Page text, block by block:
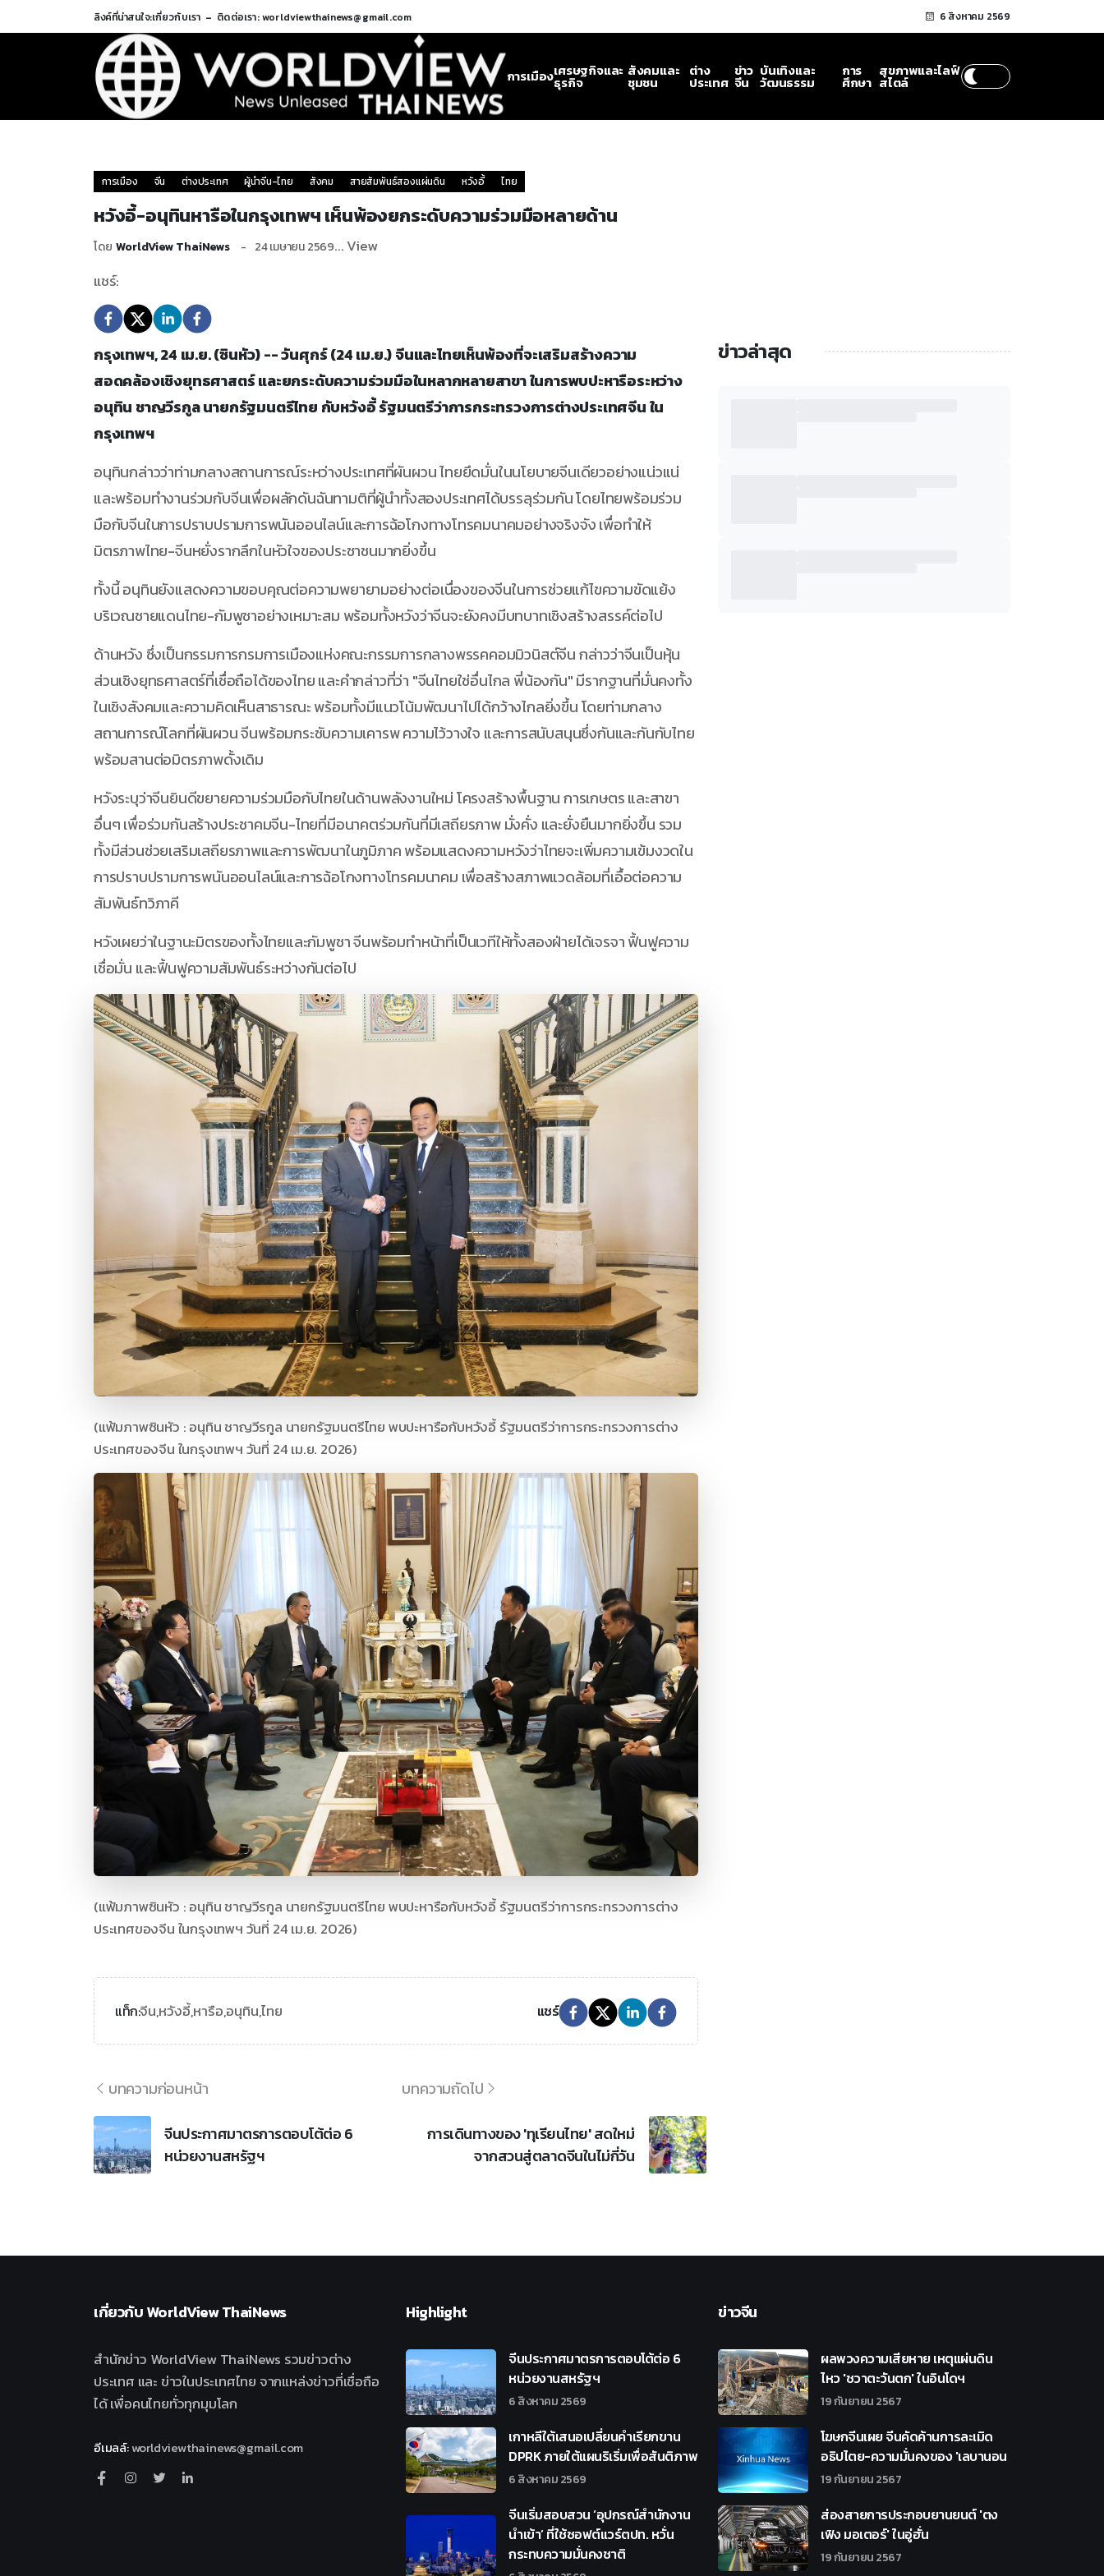
ลิงค์ที่น่าสนใจ:เกี่ยวกับเรา ติดต่อเรา: worldviewthainews@gmail.com 6 สิงหาคม 2569
การเมืองเศรษฐกิจและ
ธุรกิจ
สังคมและ
ชุมชน
ต่าง
ประเทศ
ข่าว
จีน
บันเทิงและ
วัฒนธรรม
การ
ศึกษา
สุขภาพและไลฟ์
สไตล์
การเมือง จีน ต่างประเทศ ผู้นำจีน-ไทย สังคม สายสัมพันธ์สองแผ่นดิน หวังอี้ ไทย
หวังอี้-อนุทินหารือในกรุงเทพฯ เห็นพ้องยกระดับความร่วมมือหลายด้าน
โดย WorldView ThaiNews 24 เมษายน 2569... View
แชร์:
กรุงเทพฯ, 24 เม.ย. (ซินหัว) -- วันศุกร์ (24 เม.ย.) จีนและไทยเห็นพ้องที่จะเสริมสร้างความ
สอดคล้องเชิงยุทธศาสตร์ และยกระดับความร่วมมือในหลากหลายสาขา ในการพบปะหารือระหว่าง
อนุทิน ชาญวีรกูล นายกรัฐมนตรีไทย กับหวังอี้ รัฐมนตรีว่าการกระทรวงการต่างประเทศจีน ใน
กรุงเทพฯ
อนุทินกล่าวว่าท่ามกลางสถานการณ์ระหว่างประเทศที่ผันผวน ไทยยึดมั่นในนโยบายจีนเดียวอย่างแน่วแน่
และพร้อมทำงานร่วมกับจีนเพื่อผลักดันฉันทามติที่ผู้นำทั้งสองประเทศได้บรรลุร่วมกัน โดยไทยพร้อมร่วม
มือกับจีนในการปราบปรามการพนันออนไลน์และการฉ้อโกงทางโทรคมนาคมอย่างจริงจัง เพื่อทำให้
มิตรภาพไทย-จีนหยั่งรากลึกในหัวใจของประชาชนมากยิ่งขึ้น
ทั้งนี้ อนุทินยังแสดงความขอบคุณต่อความพยายามอย่างต่อเนื่องของจีนในการช่วยแก้ไขความขัดแย้ง
บริเวณชายแดนไทย-กัมพูชาอย่างเหมาะสม พร้อมทั้งหวังว่าจีนจะยังคงมีบทบาทเชิงสร้างสรรค์ต่อไป
ด้านหวัง ซึ่งเป็นกรรมการกรมการเมืองแห่งคณะกรรมการกลางพรรคคอมมิวนิสต์จีน กล่าวว่าจีนเป็นหุ้น
ส่วนเชิงยุทธศาสตร์ที่เชื่อถือได้ของไทย และคำกล่าวที่ว่า "จีนไทยใช่อื่นไกล พี่น้องกัน" มีรากฐานที่มั่นคงทั้ง
ในเชิงสังคมและความคิดเห็นสาธารณะ พร้อมทั้งมีแนวโน้มพัฒนาไปได้กว้างไกลยิ่งขึ้น โดยท่ามกลาง
สถานการณ์โลกที่ผันผวน จีนพร้อมกระชับความเคารพ ความไว้วางใจ และการสนับสนุนซึ่งกันและกันกับไทย
พร้อมสานต่อมิตรภาพดั้งเดิม
หวังระบุว่าจีนยินดีขยายความร่วมมือกับไทยในด้านพลังงานใหม่ โครงสร้างพื้นฐาน การเกษตร และสาขา
อื่นๆ เพื่อร่วมกันสร้างประชาคมจีน-ไทยที่มีอนาคตร่วมกันที่มีเสถียรภาพ มั่งคั่ง และยั่งยืนมากยิ่งขึ้น รวม
ทั้งมีส่วนช่วยเสริมเสถียรภาพและการพัฒนาในภูมิภาค พร้อมแสดงความหวังว่าไทยจะเพิ่มความเข้มงวดใน
การปราบปรามการพนันออนไลน์และการฉ้อโกงทางโทรคมนาคม เพื่อสร้างสภาพแวดล้อมที่เอื้อต่อความ
สัมพันธ์ทวิภาคี
หวังเผยว่าในฐานะมิตรของทั้งไทยและกัมพูชา จีนพร้อมทำหน้าที่เป็นเวทีให้ทั้งสองฝ่ายได้เจรจา ฟื้นฟูความ
เชื่อมั่น และฟื้นฟูความสัมพันธ์ระหว่างกันต่อไป
(แฟ้มภาพซินหัว : อนุทิน ชาญวีรกูล นายกรัฐมนตรีไทย พบปะหารือกับหวังอี้ รัฐมนตรีว่าการกระทรวงการต่าง
ประเทศของจีน ในกรุงเทพฯ วันที่ 24 เม.ย. 2026)
(แฟ้มภาพซินหัว : อนุทิน ชาญวีรกูล นายกรัฐมนตรีไทย พบปะหารือกับหวังอี้ รัฐมนตรีว่าการกระทรวงการต่าง
ประเทศของจีน ในกรุงเทพฯ วันที่ 24 เม.ย. 2026)
แท็ก:จีน,หวังอี้,หารือ,อนุทิน,ไทย แชร์
บทความก่อนหน้า
จีนประกาศมาตรการตอบโต้ต่อ 6
หน่วยงานสหรัฐฯ
บทความถัดไป
การเดินทางของ 'ทุเรียนไทย' สดใหม่
จากสวนสู่ตลาดจีนในไม่กี่วัน
ข่าวล่าสุด
เกี่ยวกับWorldView ThaiNews
สำนักข่าว WorldView ThaiNews รวมข่าวต่าง
ประเทศ และ ข่าวในประเทศไทย จากแหล่งข่าวที่เชื่อถือ
ได้ เพื่อคนไทยทั่วทุกมุมโลก
อีเมลล์:worldviewthainews@gmail.com
Highlight
จีนประกาศมาตรการตอบโต้ต่อ 6
หน่วยงานสหรัฐฯ
6 สิงหาคม 2569
เกาหลีใต้เสนอเปลี่ยนคำเรียกขาน
DPRK ภายใต้แผนริเริ่มเพื่อสันติภาพ
6 สิงหาคม 2569
จีนเริ่มสอบสวน ‘อุปกรณ์สำนักงาน
นำเข้า’ ที่ใช้ซอฟต์แวร์ตปท. หวั่น
กระทบความมั่นคงชาติ
ข่าวจีน
ผลพวงความเสียหาย เหตุแผ่นดิน
ไหว 'ชวาตะวันตก' ในอินโดฯ
19 กันยายน 2567
โฆษกจีนเผย จีนคัดค้านการละเมิด
อธิปไตย-ความมั่นคงของ 'เลบานอน
19 กันยายน 2567
ส่องสายการประกอบยานยนต์ 'ตง
เฟิง มอเตอร์' ในอู่ฮั่น
19 กันยายน 2567